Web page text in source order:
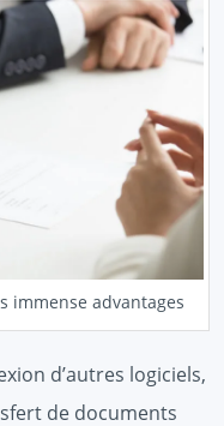
immense advantages
d’autres logiciels,
de documents